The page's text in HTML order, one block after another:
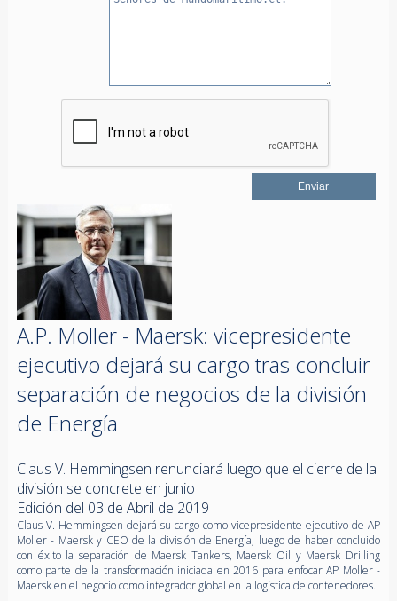
A.P. Moller - Maersk: vicepresidente
ejecutivo dejará su cargo tras concluir
separación de negocios de la división
de Energía
Claus V. Hemmingsen renunciará luego que el cierre de la
división se concrete en junio
Edición del 03 de Abril de 2019
Claus V. Hemmingsen dejará su cargo como vicepresidente ejecutivo de AP
Moller - Maersk y CEO de la división de Energía, luego de haber concluido
con éxito la separación de Maersk Tankers, Maersk Oil y Maersk Drilling
como parte de la transformación iniciada en 2016 para enfocar AP Moller -
Maersk en el negocio como integrador global en la logística de contenedores.